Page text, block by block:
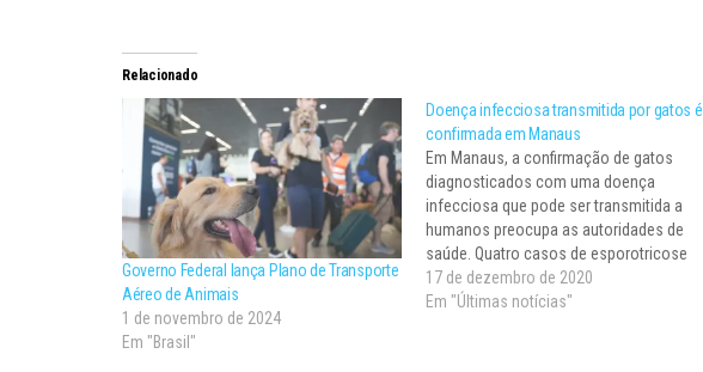
Relacionado
Governo Federal lança Plano de Transporte
Aéreo de Animais
1 de novembro de 2024
Em "Brasil"
Doença infecciosa transmitida por gatos é
confirmada em Manaus
Em Manaus, a confirmação de gatos
diagnosticados com uma doença
infecciosa que pode ser transmitida a
humanos preocupa as autoridades de
saúde. Quatro casos de esporotricose
animal em felinos foram confirmados e
mais 16 estão em análise, segundo a
17 de dezembro de 2020
Em "Últimas notícias"